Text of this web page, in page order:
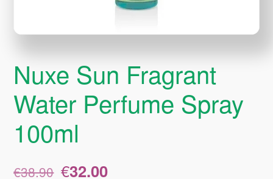
Nuxe Sun Fragrant
Water Perfume Spray
100ml
€38.90 Original
€32.00